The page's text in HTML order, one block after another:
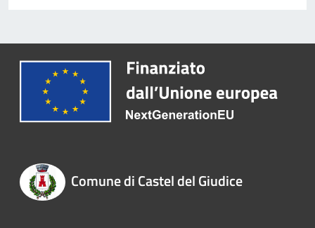
Comune di Castel del Giudice